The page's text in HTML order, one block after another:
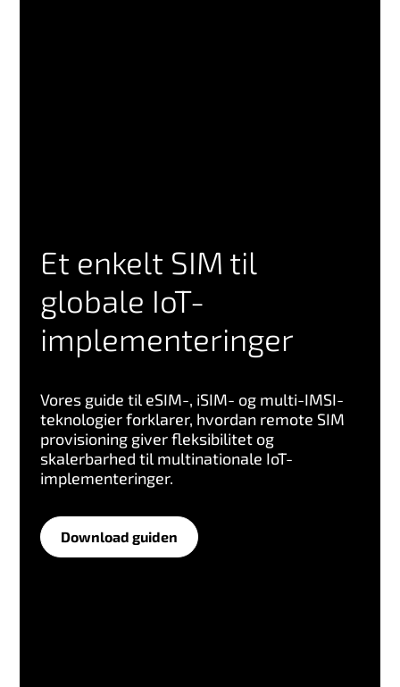
Et enkelt SIM til
globale IoT-
implementeringer
Vores guide til eSIM-, iSIM- og multi-IMSI-
teknologier forklarer, hvordan remote SIM
provisioning giver fleksibilitet og
skalerbarhed til multinationale IoT-
implementeringer.
Download guiden